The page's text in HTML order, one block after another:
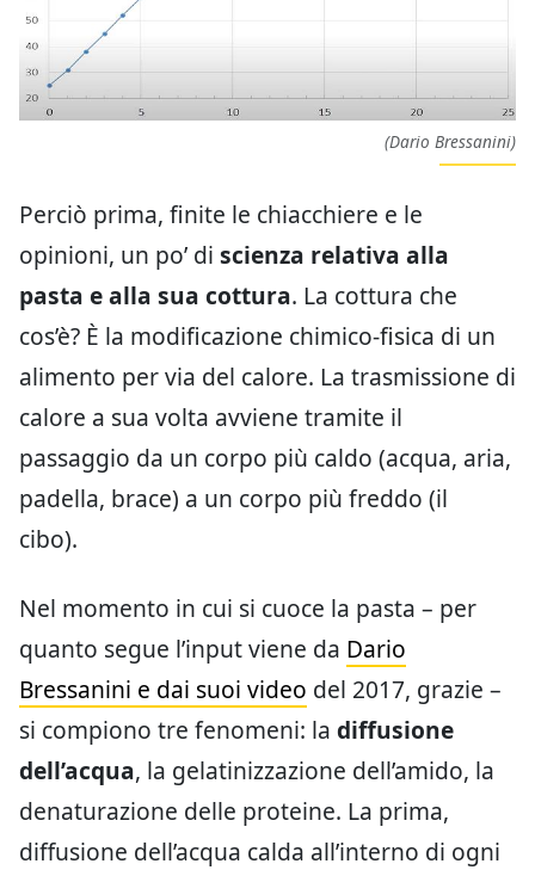
(Dario Bressanini)
Perciò prima, finite le chiacchiere e le
opinioni, un po’ di scienza relativa alla
pasta e alla sua cottura. La cottura che
cos’è? È la modificazione chimico-fisica di un
alimento per via del calore. La trasmissione di
calore a sua volta avviene tramite il
passaggio da un corpo più caldo (acqua, aria,
padella, brace) a un corpo più freddo (il
cibo).
Nel momento in cui si cuoce la pasta – per
quanto segue l’input viene da Dario
Bressanini e dai suoi video del 2017, grazie –
si compiono tre fenomeni: la diffusione
dell’acqua, la gelatinizzazione dell’amido, la
denaturazione delle proteine. La prima,
diffusione dell’acqua calda all’interno di ogni